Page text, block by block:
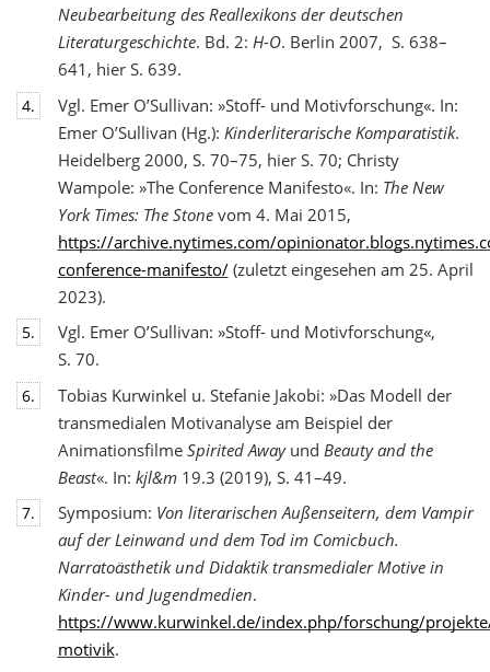
Neubearbeitung des Reallexikons der deutschen
Literaturgeschichte. Bd. 2: H-O. Berlin 2007, S. 638–
641, hier S. 639.
4.
Vgl. Emer O’Sullivan: »Stoff- und Motivforschung«. In:
Emer O’Sullivan (Hg.): Kinderliterarische Komparatistik.
Heidelberg 2000, S. 70–75, hier S. 70; Christy
Wampole: »The Conference Manifesto«. In: The New
York Times: The Stonevom 4. Mai 2015,
https://archive.nytimes.com/
conference-manifesto/(zuletzt eingesehen am 25. April
2023).
5.
Vgl. Emer O’Sullivan: »Stoff- und Motivforschung«,
S. 70.
6.
Tobias Kurwinkel u. Stefanie Jakobi: »Das Modell der
transmedialen Motivanalyse am Beispiel der
Animationsfilme Spirited Awayund Beauty and the
Beast«. In: kjl&m19.3 (2019), S. 41–49.
7. Symposium: Von literarischen Außenseitern, dem Vampir
auf der Leinwand und dem Tod im Comicbuch.
Narratoästhetik und Didaktik transmedialer Motive in
Kinder- und Jugendmedien.
https://www.kurwinkel.de/index.php/forschung/
motivik.